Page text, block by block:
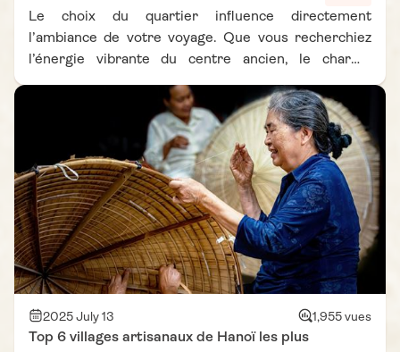
Le choix du quartier influence directement
l’ambiance de votre voyage. Que vous recherchiez
l’énergie vibrante du centre ancien, le charme
quartier en bord de lac, chaque zone offre une
expérience unique. Ce guide des meilleurs quartiers
pour dormir à Hanoï vous aide à faire le bon choix, en
détaillant les points forts de chaque secteur. Que
vous préfériez un hôtel en centre-ville animé ou un
homestay cosy dans un quartier plus calme, vous
trouverez facilement où loger à Hanoï selon vos
envies et votre budget.
2025 July 13 1,955 vues
Top 6 villages artisanaux de Hanoï les plus